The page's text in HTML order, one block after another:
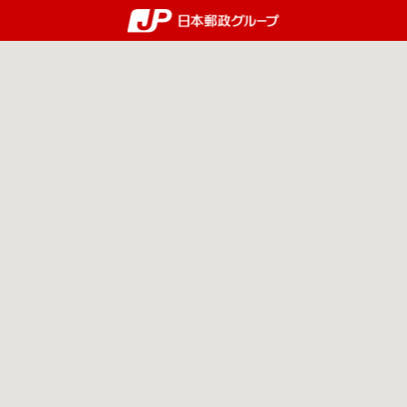
郵便局・日本郵政グループ